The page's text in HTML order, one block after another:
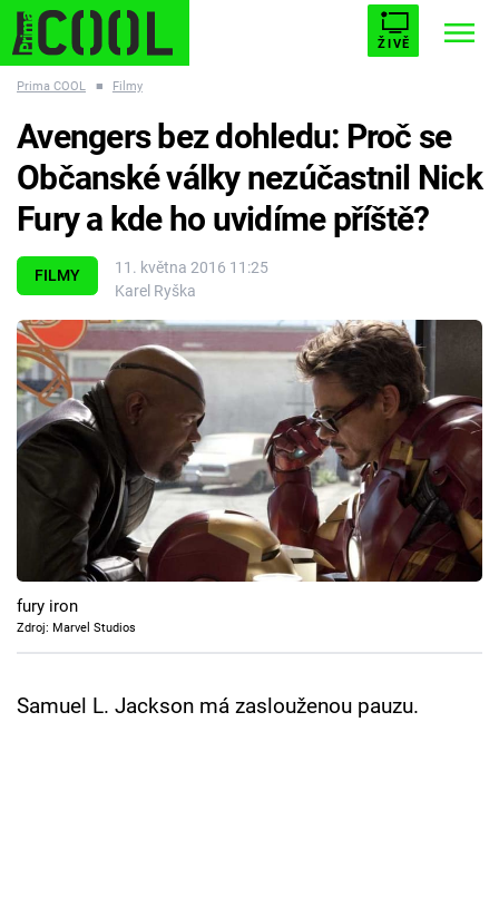
ŽIVĚ
ESCAPE PLNEJ KOTEL AVENGERS 5
Témata
Filmy
Seriály
Cool Esport
Pořady
TV Program
Prima COOL ■ Filmy
FILMY
11. května 2016 11:25
Karel Ryška
Avengers bez dohledu: Proč se
Občanské války nezúčastnil Nick
Fury a kde ho uvidíme příště?
fury iron
Zdroj: Marvel Studios
Samuel L. Jackson má zaslouženou pauzu.